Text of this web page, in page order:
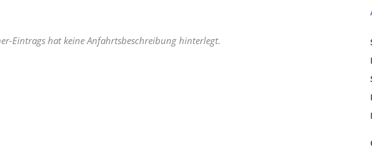
Eintrags hat keine Anfahrtsbeschreibung hinterlegt.